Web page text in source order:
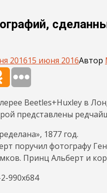
201615 июня 2016Автор
Beetles+Huxley в
представлены
1877 год.
поручил фотографу
Принц Альберт и